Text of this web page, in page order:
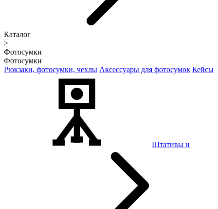
Каталог
>
Фотосумки
Фотосумки
Рюкзаки, фотосумки, чехлы Аксессуары для фотосумок Кейсы
Штативы и